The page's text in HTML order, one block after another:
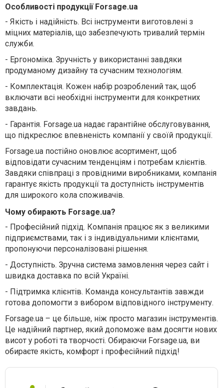
Особливості продукції Forsage.ua
- Якість і надійність. Всі інструменти виготовлені з
міцних матеріалів, що забезпечують тривалий термін
служби.
- Ергономіка. Зручність у використанні завдяки
продуманому дизайну та сучасним технологіям.
- Комплектація. Кожен набір розроблений так, щоб
включати всі необхідні інструменти для конкретних
завдань.
- Гарантія. Forsage.ua надає гарантійне обслуговування,
що підкреслює впевненість компанії у своїй продукції.
Forsage.ua постійно оновлює асортимент, щоб
відповідати сучасним тенденціям і потребам клієнтів.
Завдяки співпраці з провідними виробниками, компанія
гарантує якість продукції та доступність інструментів
для широкого кола споживачів.
Чому обирають Forsage.ua?
- Професійний підхід. Компанія працює як з великими
підприємствами, так і з індивідуальними клієнтами,
пропонуючи персоналізовані рішення.
- Доступність. Зручна система замовлення через сайт і
швидка доставка по всій Україні.
- Підтримка клієнтів. Команда консультантів завжди
готова допомогти з вибором відповідного інструменту.
Forsage.ua – це більше, ніж просто магазин інструментів.
Це надійний партнер, який допоможе вам досягти нових
висот у роботі та творчості. Обираючи Forsage.ua, ви
обираєте якість, комфорт і професійний підхід!